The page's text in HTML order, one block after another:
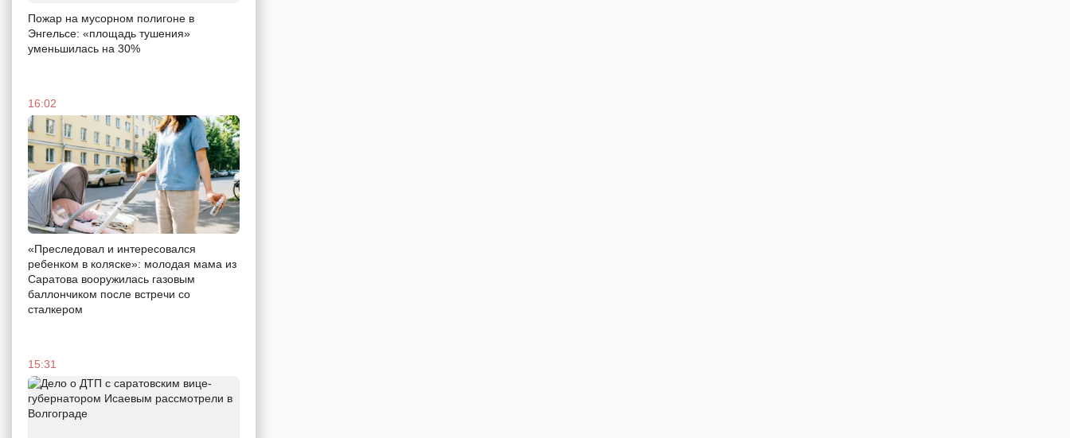
Пожар на мусорном полигоне в
Энгельсе: «площадь тушения»
уменьшилась на 30%
16:02
«Преследовал и интересовался
ребенком в коляске»: молодая мама из
Саратова вооружилась газовым
баллончиком после встречи со
сталкером
15:31